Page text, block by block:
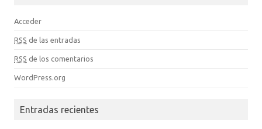
Acceder
RSS de las entradas
RSS de los comentarios
WordPress.org
Entradas recientes